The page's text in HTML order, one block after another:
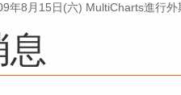
年8月15日(六) MultiCharts進行